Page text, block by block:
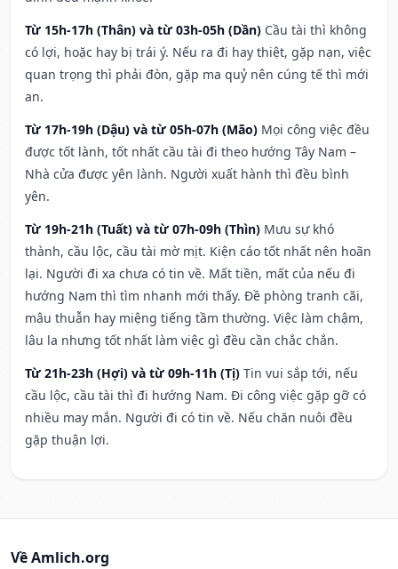
Từ 15h-17h (Thân) và từ 03h-05h (Dần) Cầu tài thì không
có lợi, hoặc hay bị trái ý. Nếu ra đi hay thiệt, gặp nạn, việc
quan trọng thì phải đòn, gặp ma quỷ nên cúng tế thì mới
an.
Từ 17h-19h (Dậu) và từ 05h-07h (Mão) Mọi công việc đều
được tốt lành, tốt nhất cầu tài đi theo hướng Tây Nam –
Nhà cửa được yên lành. Người xuất hành thì đều bình
yên.
Từ 19h-21h (Tuất) và từ 07h-09h (Thìn) Mưu sự khó
thành, cầu lộc, cầu tài mờ mịt. Kiện cáo tốt nhất nên hoãn
lại. Người đi xa chưa có tin về. Mất tiền, mất của nếu đi
hướng Nam thì tìm nhanh mới thấy. Đề phòng tranh cãi,
mâu thuẫn hay miệng tiếng tầm thường. Việc làm chậm,
lâu la nhưng tốt nhất làm việc gì đều cần chắc chắn.
Từ 21h-23h (Hợi) và từ 09h-11h (Tị) Tin vui sắp tới, nếu
cầu lộc, cầu tài thì đi hướng Nam. Đi công việc gặp gỡ có
nhiều may mắn. Người đi có tin về. Nếu chăn nuôi đều
gặp thuận lợi.
Về Amlich.org